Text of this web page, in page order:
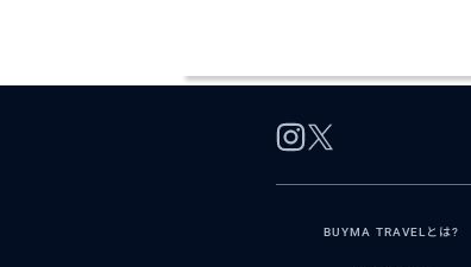
BUYMA TRAVELとは?